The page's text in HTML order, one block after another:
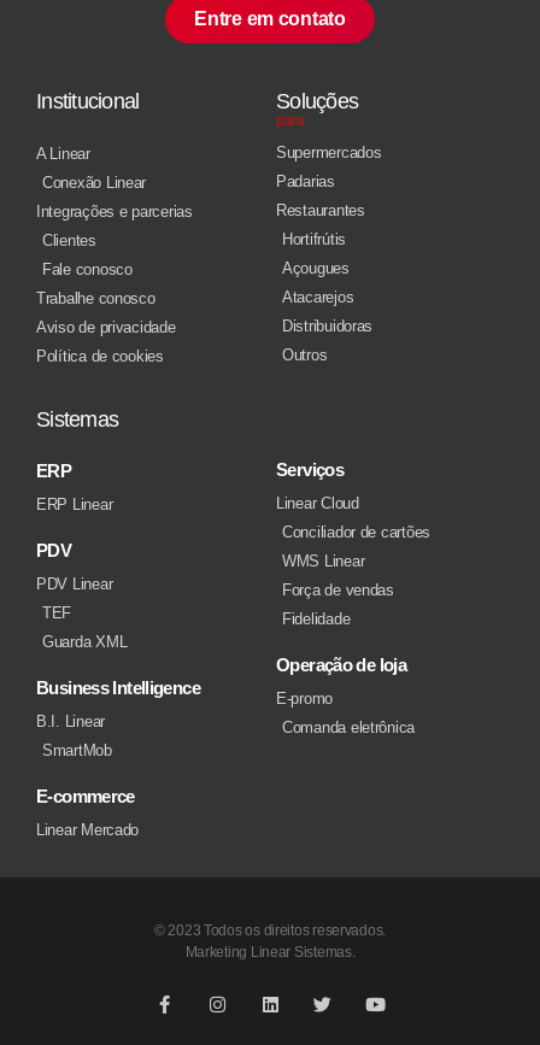
Entre em contato
Institucional
A Linear
Conexão Linear
Integrações e parcerias
Clientes
Fale conosco
Trabalhe conosco
Aviso de privacidade
Política de cookies
Soluções
para
Supermercados
Padarias
Restaurantes
Hortifrútis
Açougues
Atacarejos
Distribuidoras
Outros
Sistemas
ERP
ERP Linear
PDV
PDV Linear
TEF
Guarda XML
Business Intelligence
B.I. Linear
SmartMob
E-commerce
Linear Mercado
Serviços
Linear Cloud
Conciliador de cartões
WMS Linear
Força de vendas
Fidelidade
Operação de loja
E-promo
Comanda eletrônica
© 2023 Todos os direitos reservados.
Marketing Linear Sistemas.